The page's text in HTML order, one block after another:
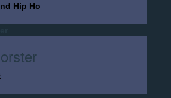
Hip Ho